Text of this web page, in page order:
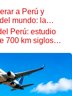
a Perú y
mundo: la
Perú: estudio
700 km siglos